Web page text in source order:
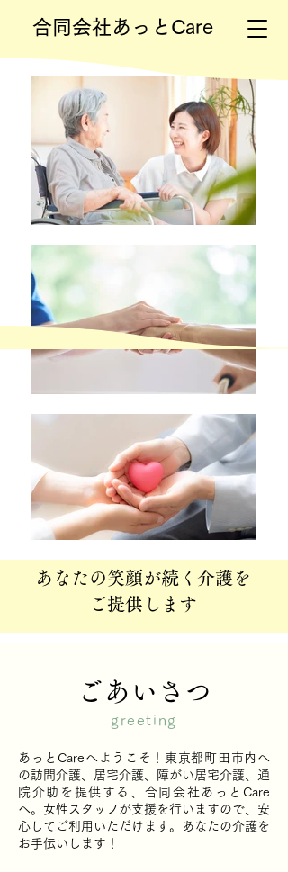
合同会社あっとCare
​あなたの笑顔が続く介護を
ご提供します
​ごあいさつ
greeting
あっとCareへようこそ！東京都町田市内へ
の訪問介護、居宅介護、障がい居宅介護、通
院介助を提供する、合同会社あっとCare
へ。女性スタッフが支援を行いますので、安
心してご利用いただけます。あなたの介護を
お手伝いします！